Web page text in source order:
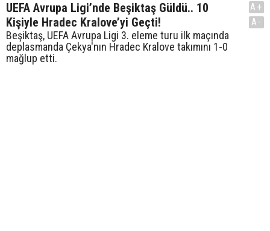
UEFA Avrupa Ligi’nde Beşiktaş Güldü.. 10
Kişiyle Hradec Kralove’yi Geçti!
Beşiktaş, UEFA Avrupa Ligi 3. eleme turu ilk maçında
deplasmanda Çekya'nın Hradec Kralove takımını 1-0
mağlup etti.
A+
A-